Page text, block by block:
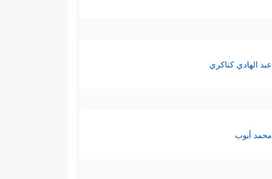
عبد الهادي كناكري
محمد أيوب